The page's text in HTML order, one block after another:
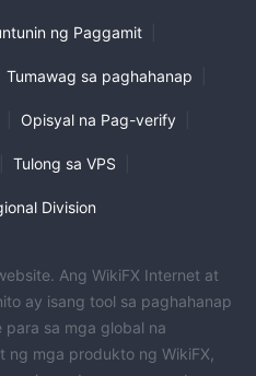
ng Paggamit
Tumawag sa paghahanap
Opisyal na Pag-verify
Tulong sa VPS
Division
Ang WikiFX Internet at
ay isang tool sa paghahanap
sa mga global na
mga produkto ng WikiFX,